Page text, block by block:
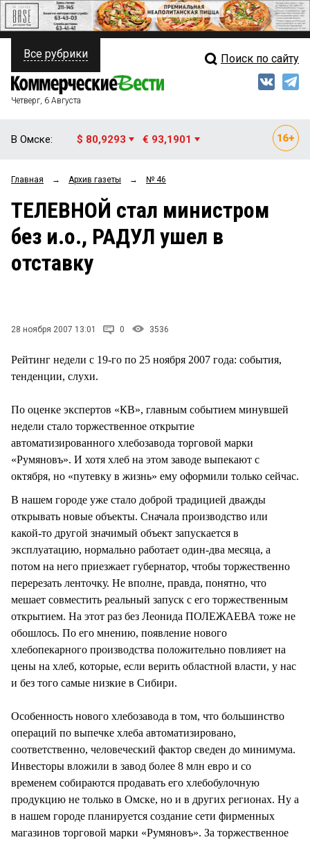
ПОЛИТИКА
ФИНАНСЫ
ОБЩЕСТВО
ЗАКОН
НОВОСТИ КОМПАНИЙ
Свежий выпуск
Рейтинги
Блоги
Все рубрики Поиск по сайту
Четверг, 6 Августа
В Омске: $ 80,9293 € 93,1901
Главная → Архив газеты → № 46
ТЕЛЕВНОЙ стал министром
без и.о., РАДУЛ ушел в
отставку
28 ноября 2007 13:01 0 3536
Рейтинг недели с 19-го по 25 ноября 2007 года: события,
тенденции, слухи.
По оценке экспертов «КВ», главным событием минувшей
недели стало торжественное открытие
автоматизированного хлебозавода торговой марки
«Румяновъ». И хотя хлеб на этом заводе выпекают с
октября, но «путевку в жизнь» ему оформили только сейчас.
В нашем городе уже стало доброй традицией дважды
открывать новые объекты. Сначала производство или
какой-то другой значимый объект запускается в
эксплуатацию, нормально работает один-два месяца, а
потом на него приезжает губернатор, чтобы торжественно
перерезать ленточку. Не вполне, правда, понятно, что
мешает совместить реальный запуск с его торжественным
открытием. На этот раз без Леонида ПОЛЕЖАЕВА тоже не
обошлось. По его мнению, появление нового
хлебопекарного производства положительно повлияет на
цены на хлеб, которые, если верить областной власти, у нас
и без того самые низкие в Сибири.
Особенность нового хлебозавода в том, что большинство
операций по выпечке хлеба автоматизировано,
соответственно, человеческий фактор сведен до минимума.
Инвесторы вложили в завод более 8 млн евро и со
временем собираются продавать его хлебобулочную
продукцию не только в Омске, но и в других регионах. Ну а
в нашем городе планируется создание сети фирменных
магазинов торговой марки «Румяновъ». За торжественное